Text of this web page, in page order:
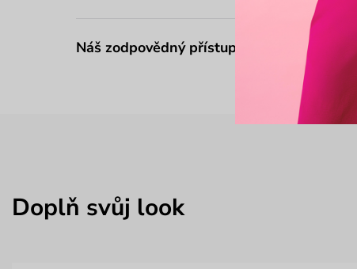
Náš zodpovědný přístup
Doplň svůj look